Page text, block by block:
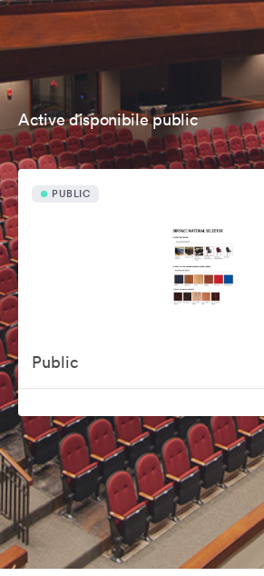
Active disponibile public
PUBLIC
Public